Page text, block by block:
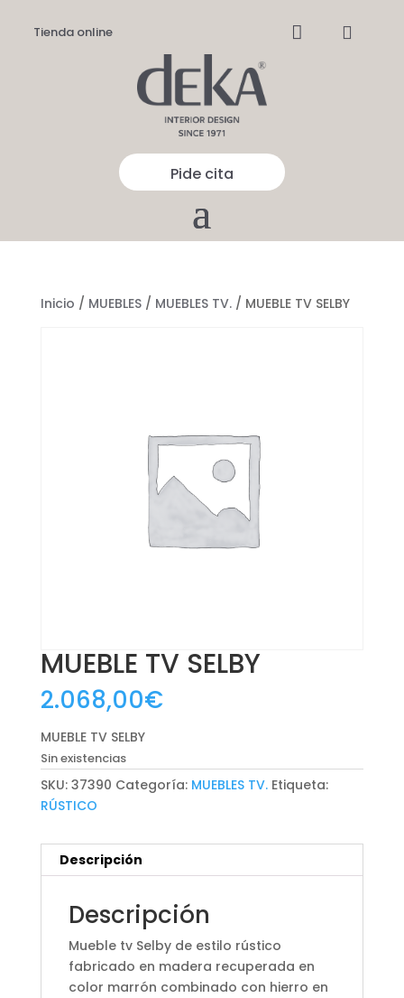
Tienda online  
Pide cita
Inicio / MUEBLES/ MUEBLES TV./ MUEBLE TV SELBY
MUEBLE TV SELBY
2.068,00€
MUEBLE TV SELBY
Sin existencias
SKU: 37390 Categoría: MUEBLES TV. Etiqueta:
RÚSTICO
Descripción
Descripción
Mueble tv Selby de estilo rústico
fabricado en madera recuperada en
color marrón combinado con hierro en